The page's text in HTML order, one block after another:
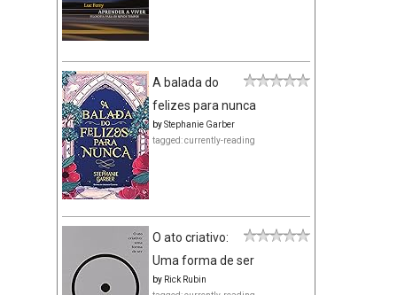
A balada do
felizes para nunca
byStephanie Garber
tagged: currently-reading
O ato criativo:
Uma forma de ser
by Rick Rubin